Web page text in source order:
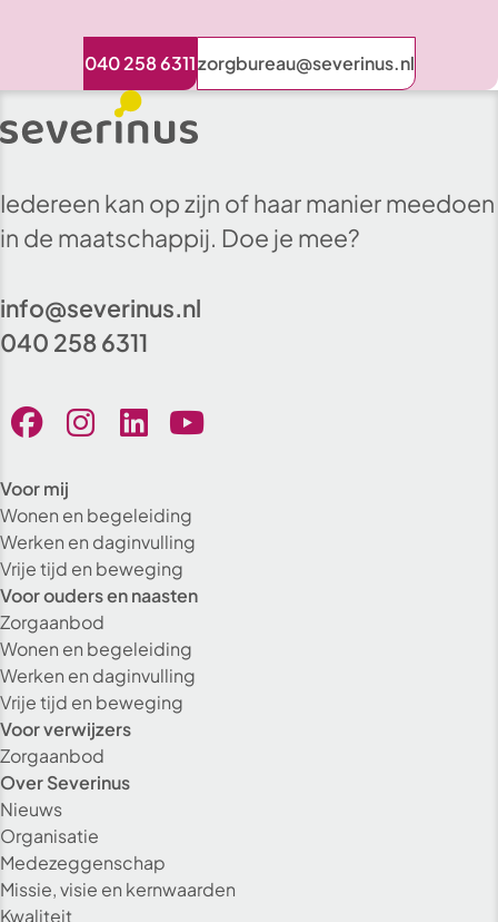
040 258 6311zorgbureau@severinus.nl
Iedereen kan op zijn of haar manier meedoen
in de maatschappij. Doe je mee?
info@severinus.nl
040 258 6311
Voor mij
Wonen en begeleiding
Werken en daginvulling
Vrije tijd en beweging
Voor ouders en naasten
Zorgaanbod
Wonen en begeleiding
Werken en daginvulling
Vrije tijd en beweging
Voor verwijzers
Zorgaanbod
Over Severinus
Nieuws
Organisatie
Medezeggenschap
Missie, visie en kernwaarden
Kwaliteit